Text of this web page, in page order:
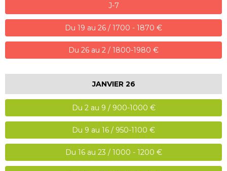
J-7
Du 19 au 26 / 1700 - 1870 €
Du 26 au 2 / 1800-1980 €
JANVIER 26
Du 2 au 9 / 900-1000 €
Du 9 au 16 / 950-1100 €
Du 16 au 23 / 1000 - 1200 €